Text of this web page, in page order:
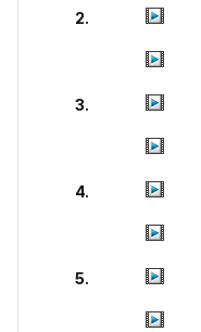
2.
3.
4.
5.